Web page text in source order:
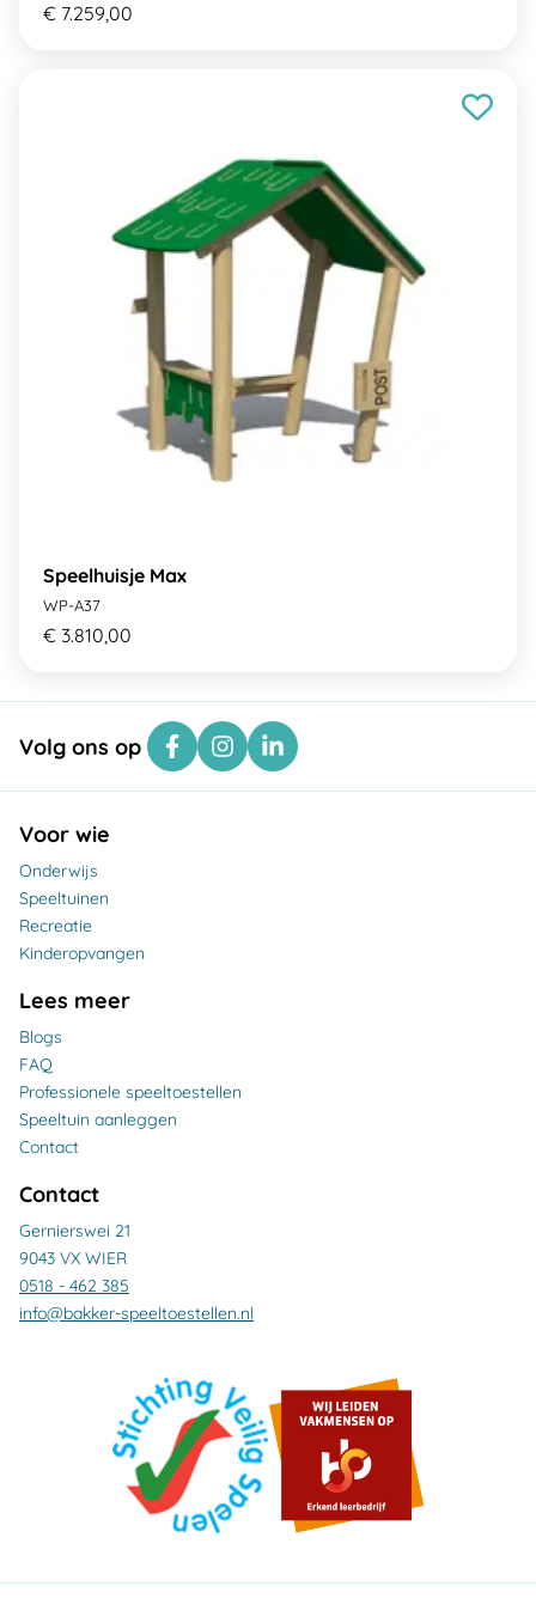
€ 7.259,00
Speelhuisje Max
WP-A37
€ 3.810,00
Volg ons op
Voor wie
Onderwijs
Speeltuinen
Recreatie
Kinderopvangen
Lees meer
Blogs
FAQ
Professionele speeltoestellen
Speeltuin aanleggen
Contact
Contact
Gernierswei 21
9043 VX WIER
0518 - 462 385
info@bakker-speeltoestellen.nl